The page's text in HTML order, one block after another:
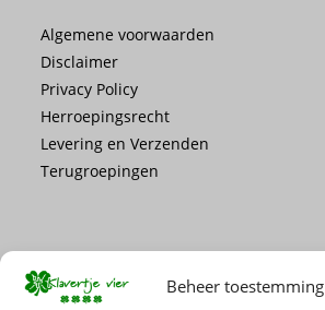
Beheer toestemming
Algemene voorwaarden
Disclaimer
Privacy Policy
Herroepingsrecht
Levering en Verzenden
Terugroepingen